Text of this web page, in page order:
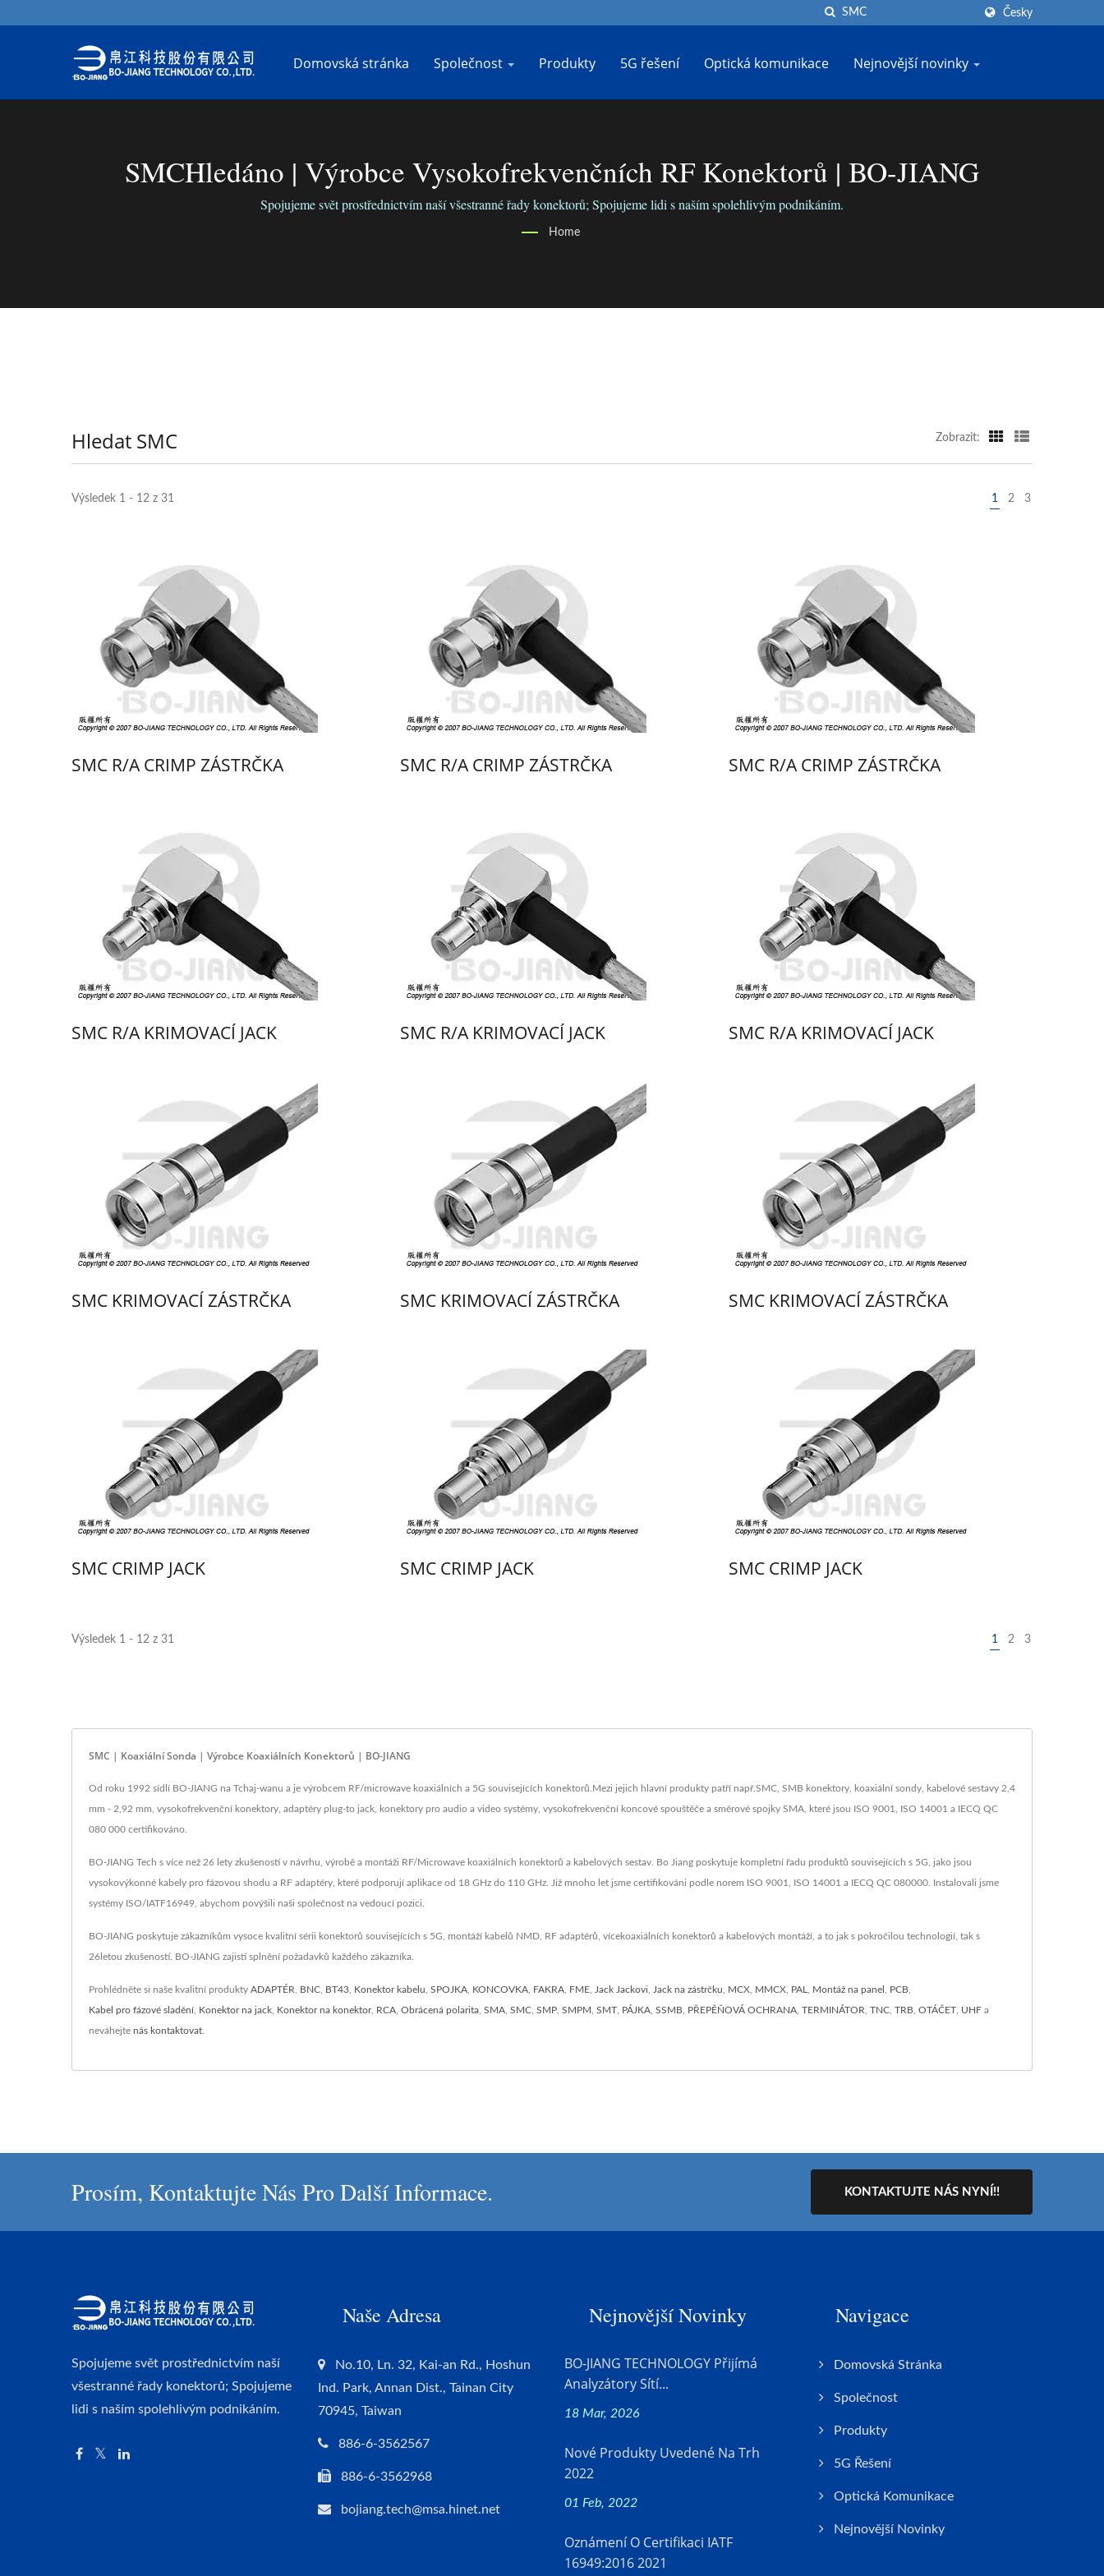
Česky
Domovská stránka Společnost Produkty 5G řešení Optická komunikace Nejnovější novinky
SMCHledáno | Výrobce Vysokofrekvenčních RF Konektorů | BO-JIANG
Spojujeme svět prostřednictvím naší všestranné řady konektorů; Spojujeme lidi s naším spolehlivým podnikáním.
Home
Hledat SMC Zobrazit:
Výsledek 1 - 12 z 31 1 2 3
SMC R/A CRIMP ZÁSTRČKA SMC R/A CRIMP ZÁSTRČKA SMC R/A CRIMP ZÁSTRČKA
SMC R/A KRIMOVACÍ JACK SMC R/A KRIMOVACÍ JACK SMC R/A KRIMOVACÍ JACK
SMC KRIMOVACÍ ZÁSTRČKA SMC KRIMOVACÍ ZÁSTRČKA SMC KRIMOVACÍ ZÁSTRČKA
SMC CRIMP JACK SMC CRIMP JACK SMC CRIMP JACK
Výsledek 1 - 12 z 31 1 2 3
SMC | Koaxiální Sonda | Výrobce Koaxiálních Konektorů | BO-JIANG
Od roku 1992 sídlí BO-JIANG na Tchaj-wanu a je výrobcem RF/microwave koaxiálních a 5G souvisejících konektorů.Mezi jejich hlavní produkty patří např.SMC, SMB konektory, koaxiální sondy, kabelové sestavy 2,4
mm - 2,92 mm, vysokofrekvenční konektory, adaptéry plug-to jack, konektory pro audio a video systémy, vysokofrekvenční koncové spouštěče a směrové spojky SMA, které jsou ISO 9001, ISO 14001 a IECQ QC
080 000 certifikováno.
BO-JIANG Tech s více než 26 lety zkušeností v návrhu, výrobě a montáži RF/Microwave koaxiálních konektorů a kabelových sestav. Bo Jiang poskytuje kompletní řadu produktů souvisejících s 5G, jako jsou
vysokovýkonné kabely pro fázovou shodu a RF adaptéry, které podporují aplikace od 18 GHz do 110 GHz. Již mnoho let jsme certifikováni podle norem ISO 9001, ISO 14001 a IECQ QC 080000. Instalovali jsme
systémy ISO/IATF16949, abychom povýšili naši společnost na vedoucí pozici.
BO-JIANG poskytuje zákazníkům vysoce kvalitní sérii konektorů souvisejících s 5G, montáží kabelů NMD, RF adaptérů, vícekoaxiálních konektorů a kabelových montáží, a to jak s pokročilou technologií, tak s
26letou zkušeností. BO-JIANG zajistí splnění požadavků každého zákazníka.
Prohlédněte si naše kvalitní produkty ADAPTÉR BNC BT43 Konektor kabelu SPOJKA KONCOVKA FAKRA FME Jack Jackovi Jack na zástrčku MCX MMCX PAL Montáž na panel PCB
Kabel pro fázové sladění Konektor na jack Konektor na konektor, RCA Obrácená polarita SMA SMC SMP SMPM SMT PÁJKA SSMB PŘEPĚŇOVÁ OCHRANA TERMINÁTOR TNC TRB OTÁČET UHF a
neváhejte nás kontaktovat
Prosím, Kontaktujte Nás Pro Další Informace. KONTAKTUJTE NÁS NYNÍ!!
Spojujeme svět prostřednictvím naší
všestranné řady konektorů; Spojujeme
lidi s naším spolehlivým podnikáním.
Naše Adresa
No.10, Ln. 32, Kai-an Rd., Hoshun
Ind. Park, Annan Dist., Tainan City
70945, Taiwan
886-6-3562567
886-6-3562968
bojiang.tech@msa.hinet.net
Nejnovější Novinky
BO-JIANG TECHNOLOGY Přijímá
Analyzátory Sítí...
18 Mar, 2026
Nové Produkty Uvedené Na Trh
2022
01 Feb, 2022
Oznámení O Certifikaci IATF
16949:2016 2021
Navigace
Domovská Stránka
Společnost
Produkty
5G Řešení
Optická Komunikace
Nejnovější Novinky